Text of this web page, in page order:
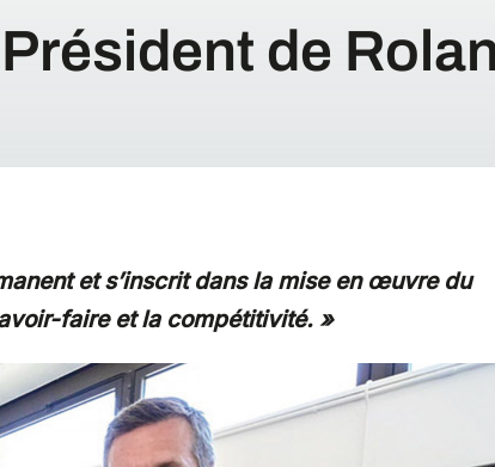
de
et s’inscrit dans la mise en œuvre du
faire et la compétitivité. »